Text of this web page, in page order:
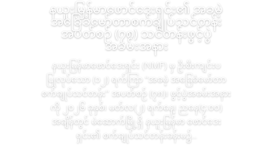
နယူးမြန်မာဖောင်ဒေးရှင်း၏ အခမဲ့
အခြေခံမော်တာစက်ချုပ်သင်တန်း
အပတ်စဉ် (၇၈) သင်တန်းဖွင့်ပွဲ
အခမ်းအနား
နယူးမြန်မာဖောင်ဒေးရှင်း (NMF) မှ ဦးစီးကျင်းပ
ပြုလုပ်သော (၁၂) ရက်ကြာ “အခမဲ့ အခြေခံမော်တာ
စက်ချုပ်သင်တန်း" အပတ်စဉ် (၇၈)၊ ဖွင့်ပွဲအခမ်းအနား
ကို ၂၀၂၆ ခုနှစ်၊ မတ်လ(၂) ရက်နေ့၊ ညနေ(၄:၀၀)
အချိန်တွင် မဲဆောက်မြို့ရှိ နယူးမြန်မာ ဖောင်ဒေး
ရှင်း၏ စက်ချုပ်သင်တန်းခန်းမ၌...